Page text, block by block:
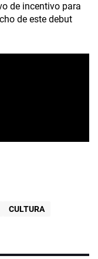
de incentivo para
de este debut
CULTURA